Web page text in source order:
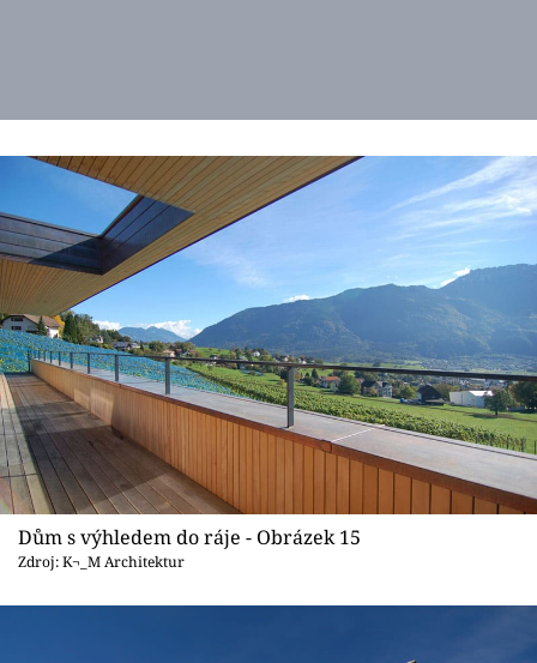
Dům s výhledem do ráje - Obrázek 15
Zdroj: K¬_M Architektur